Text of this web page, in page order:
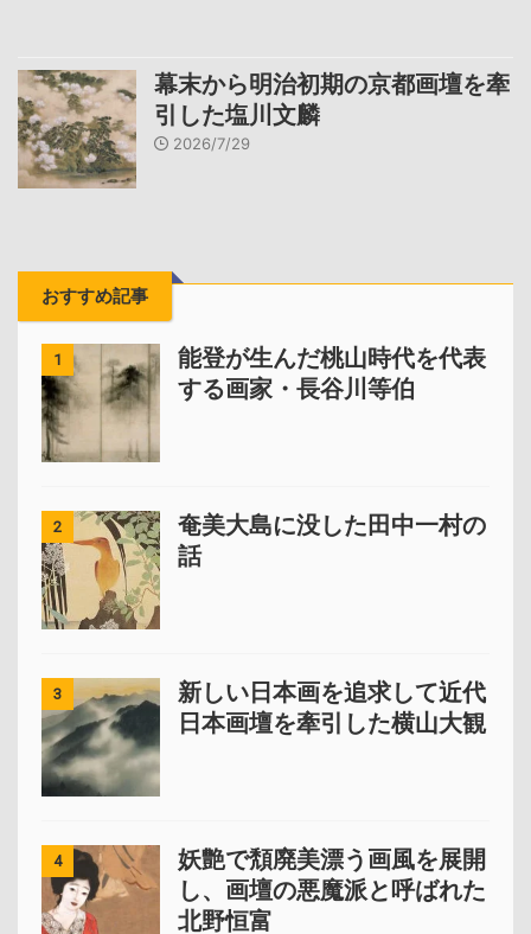
幕末から明治初期の京都画壇を牽
引した塩川文麟
2026/7/29
おすすめ記事
1
能登が生んだ桃山時代を代表
する画家・長谷川等伯
2
奄美大島に没した田中一村の
話
3
新しい日本画を追求して近代
日本画壇を牽引した横山大観
4
妖艶で頽廃美漂う画風を展開
し、画壇の悪魔派と呼ばれた
北野恒富